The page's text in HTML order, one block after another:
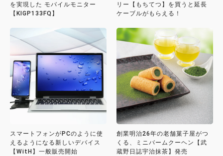
を実現した モバイルモニター
【KIGP133FQ】
リー【もちてつ】を買うと延長
ケーブルがもらえる！
スマートフォンがPCのように使
えるようになる新しいデバイス
【WitH】一般販売開始
創業明治26年の老舗菓子屋がつ
くる、ミニバームクーヘン【武
蔵野日誌宇治抹茶】発売